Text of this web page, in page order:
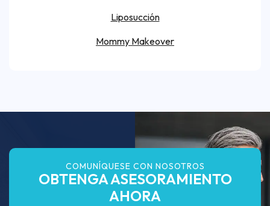
Liposucción
Mommy Makeover
COMUNÍQUESE CON NOSOTROS
OBTENGA ASESORAMIENTO
AHORA